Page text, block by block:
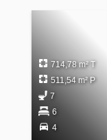
714,78 m² T
511,54 m² P
7
6
4